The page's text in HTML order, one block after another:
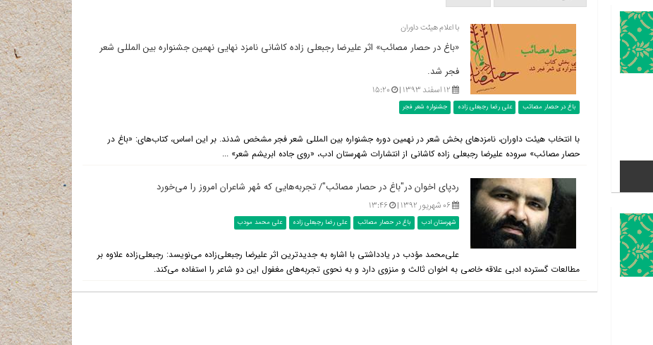
با اعلام هیئت داوران
«باغ در حصار مصائب» اثر علیرضا رجبعلی زاده کاشانی نامزد نهایی نهمین جشنواره بین المللی شعر
فجر شد.
۱۲ اسفند ۱۳۹۳ | ۱۵:۲۰
باغ در حصار مصائب علی رضا رجبعلی زاده جشنواره شعر فجر
با انتخاب هیئت داوران، نامزدهای بخش شعر در نهمین دوره جشنواره بین المللی شعر فجر مشخص شدند. بر این اساس، کتاب‌های: «باغ در
حصار مصائب» سروده علیرضا رجبعلی زاده کاشانی از انتشارات شهرستان ادب، «روی جاده ابریشم شعر» ...
ردپای اخوان در"باغ در حصار مصائب"/ تجربه‌هایی که مُهر شاعران امروز را می‌خورد
۰۶ شهریور ۱۳۹۲ | ۱۳:۴۶
شهرستان ادب باغ در حصار مصائب علی رضا رجبعلی زاده علی محمد مودب
علی‌محمد مؤدب در یادداشتی با اشاره به جدیدترین اثر علیرضا رجبعلی‌زاده می‌نویسد: رجبعلی‌زاده علاوه بر
مطالعات گسترده ادبی علاقه خاصی به اخوان ثالث و منزوی دارد و به نحوی تجربه‌های مغفول این دو شاعر را استفاده می‌کند.